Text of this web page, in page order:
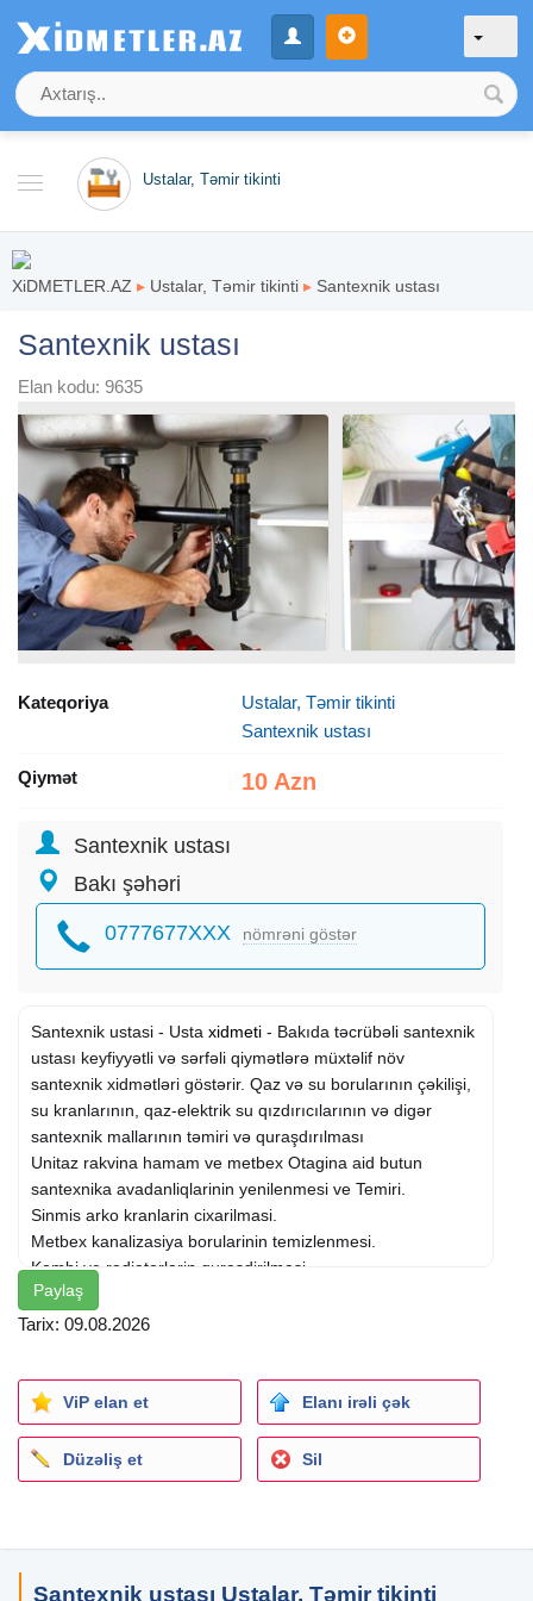
Ustalar, Təmir tikinti
XiDMETLER.AZ ▸ Ustalar, Təmir tikinti ▸ Santexnik ustası
Santexnik ustası
Elan kodu: 9635
Kateqoriya
Ustalar, Təmir tikinti
Santexnik ustası
Qiymət 10 Azn
Santexnik ustası
Bakı şəhəri
0777677XXX nömrəni göstər
Santexnik ustasi - Usta xidmeti - Bakıda təcrübəli santexnik
ustası keyfiyyətli və sərfəli qiymətlərə müxtəlif növ
santexnik xidmətləri göstərir. Qaz və su borularının çəkilişi,
su kranlarının, qaz-elektrik su qızdırıcılarının və digər
santexnik mallarının təmiri və quraşdırılması
Unitaz rakvina hamam ve metbex Otagina aid butun
santexnika avadanliqlarinin yenilenmesi ve Temiri.
Sinmis arko kranlarin cixarilmasi.
Metbex kanalizasiya borularinin temizlenmesi.
Kombi ve radiatorlarin qurasdirilmasi.
Aristonlarin qurasdirilması.
Isti dosemelerin cekilmesi.
Su tenzimleyicilerin ve su filtirlerinin qurasdirilması .
Su cenlerinin ve nasoslari Qurasdirilmasi.
Tecili ve keyfiyyetli santexnik.
-Su sızıntılarının
təyini və təmiri
Paylaş
Tarix: 09.08.2026
ViP elan et Elanı irəli çək
Düzəliş et Sil
Santexnik ustası Ustalar, Təmir tikinti